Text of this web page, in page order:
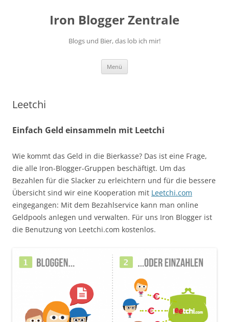
Iron Blogger Zentrale
Blogs und Bier, das lob ich mir!
Menü
Leetchi
Einfach Geld einsammeln mit Leetchi
Wie kommt das Geld in die Bierkasse? Das ist eine Frage,
die alle Iron-Blogger-Gruppen beschäftigt. Um das
Bezahlen für die Slacker zu erleichtern und für die bessere
Übersicht sind wir eine Kooperation mit Leetchi.com
eingegangen: Mit dem Bezahlservice kann man online
Geldpools anlegen und verwalten. Für uns Iron Blogger ist
die Benutzung von Leetchi.com kostenlos.